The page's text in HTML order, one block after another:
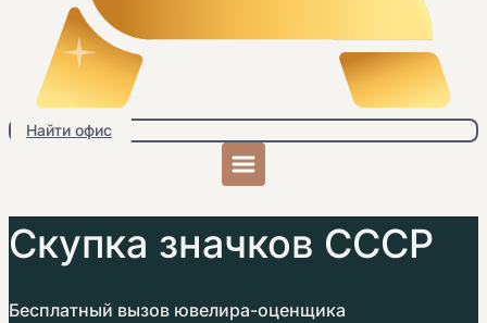
Найти офис
Скупка значков СССР
Бесплатный вызов ювелира-оценщика